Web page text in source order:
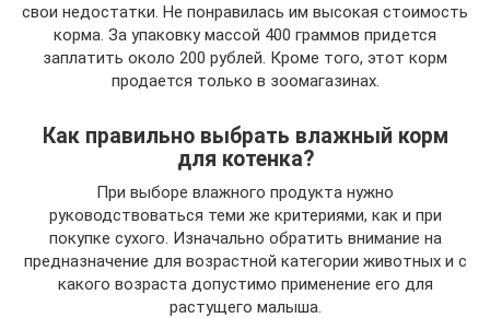
свои недостатки. Не понравилась им высокая стоимость
корма. За упаковку массой 400 граммов придется
заплатить около 200 рублей. Кроме того, этот корм
продается только в зоомагазинах.
Как правильно выбрать влажный корм
для котенка?
При выборе влажного продукта нужно
руководствоваться теми же критериями, как и при
покупке сухого. Изначально обратить внимание на
предназначение для возрастной категории животных и с
какого возраста допустимо применение его для
растущего малыша.